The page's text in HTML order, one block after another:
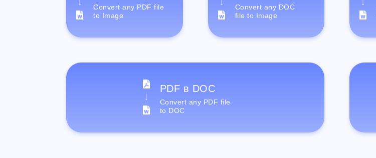
Convert any PDF file
to Image
Convert any DOC
file to Image
PDF в DOC
Convert any PDF file
to DOC